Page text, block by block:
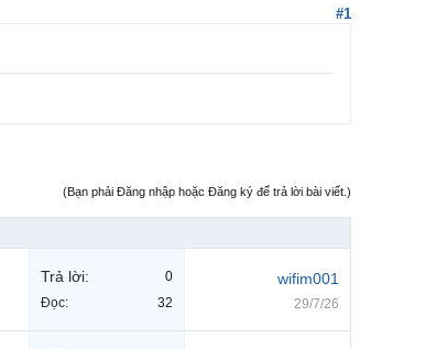
#1
(Bạn phải Đăng nhập hoặc Đăng ký để trả lời bài viết.)
Trả lời:
0
Đọc:
32
wifim001
29/7/26